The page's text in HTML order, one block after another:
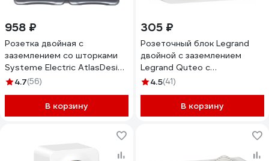
958 ₽
Розетка двойная с
заземлением со шторками
Systeme Electric AtlasDesign
Profi IP54, 16 АХ, 250 В,
Антрацит ATN544026
4.7(56)
В корзину
305 ₽
Розеточный блок Legrand
двойной с заземлением
Legrand Quteo с
предварительным
IP20 16А 250В винтовые
зажимы накладной монтаж
4.5(41)
В корзину